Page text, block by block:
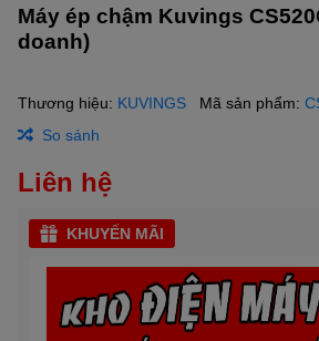
Máy ép chậm Kuvings
doanh)
Thương hiệu: KUVINGS Mã sản phẩm:
So sánh
Liên hệ
KHUYẾN MÃI